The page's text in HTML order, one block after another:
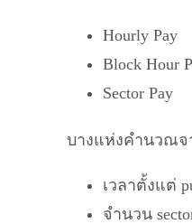
Hourly Pay
Block Hour
Sector Pay
บางแห่งคำนวณจ
เวลาตั้งแต่
จำนวน